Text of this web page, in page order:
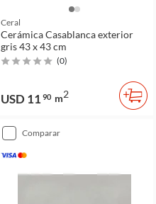
Ceral
Cerámica Casablanca exterior
gris 43 x 43 cm
(0)
USD 11 90 m2
comparar